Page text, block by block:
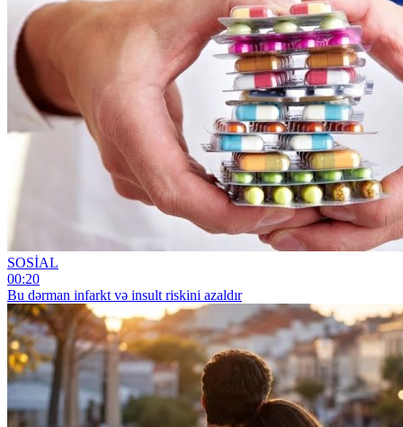
SOSİAL
00:20
Bu dərman infarkt və insult riskini azaldır